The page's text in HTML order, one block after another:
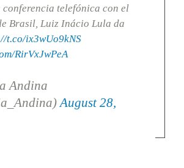
conferencia telefónica con el
Brasil, Luiz Inácio Lula da
t.co/ix3wUo9kNS
RirVxJwPeA
Andina
August 28,